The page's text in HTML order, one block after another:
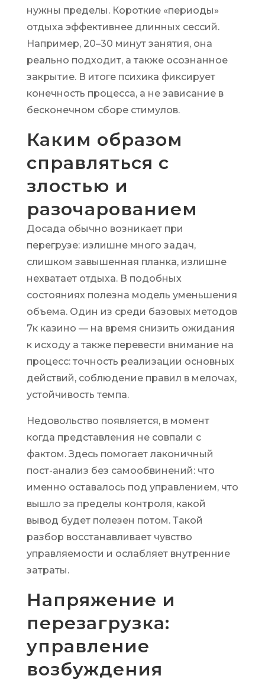
нужны пределы. Короткие «периоды»
отдыха эффективнее длинных сессий.
Например, 20–30 минут занятия, она
реально подходит, а также осознанное
закрытие. В итоге психика фиксирует
конечность процесса, а не зависание в
бесконечном сборе стимулов.
Каким образом
справляться с
злостью и
разочарованием
Досада обычно возникает при
перегрузе: излишне много задач,
слишком завышенная планка, излишне
нехватает отдыха. В подобных
состояниях полезна модель уменьшения
объема. Один из среди базовых методов
7к казино — на время снизить ожидания
к исходу а также перевести внимание на
процесс: точность реализации основных
действий, соблюдение правил в мелочах,
устойчивость темпа.
Недовольство появляется, в момент
когда представления не совпали с
фактом. Здесь помогает лаконичный
пост-анализ без самообвинений: что
именно оставалось под управлением, что
вышло за пределы контроля, какой
вывод будет полезен потом. Такой
разбор восстанавливает чувство
управляемости и ослабляет внутренние
затраты.
Напряжение и
перезагрузка:
управление
возбуждения